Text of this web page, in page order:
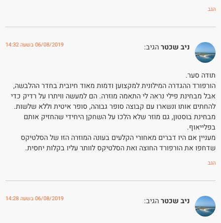
הגב
ניב שכטרהגיב: 06/08/2019 בשעה 14:32
תודה סער.
הורפורד ההגדרה המילונית למקצוען ודמות מאוד חיובית בחדר ההלבשה,
אבל מבחינת פילי נראה לי התאמה מוזרה. הם למעשה וויתרו על רדיק כדי
להחתים אותו ונשארו עם קבוצה סופר גבוהה, סופר איטית וללא שלשות.
מבחינת בוסטון, גם מוזר שלא הלכו על השחקן היחידי שהחזיק אותם
בפלייאוף.
מעניין אם היו דברים מאחורי הקלעים בעונה המוזרה הזו של הסלטיקס
שדחפו את הורפורד החוצה ואת הסלטיקס לוותר עליו בקלות יחסית.
הגב
ניב שכטרהגיב: 06/08/2019 בשעה 14:28